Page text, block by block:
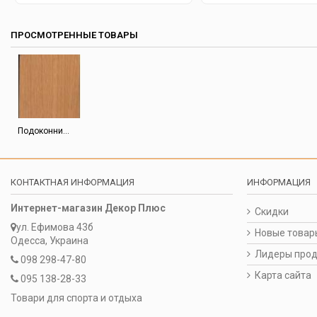
ПРОСМОТРЕННЫЕ ТОВАРЫ
Подоконни...
КОНТАКТНАЯ ИНФОРМАЦИЯ
Интернет-магазин Декор Плюс
ул. Ефимова 43б
Одесса, Украина
098 298-47-80
095 138-28-33
Товари для спорта и отдыха
ИНФОРМАЦИЯ
Скидки
Новые
Лидеры
Карта сайта